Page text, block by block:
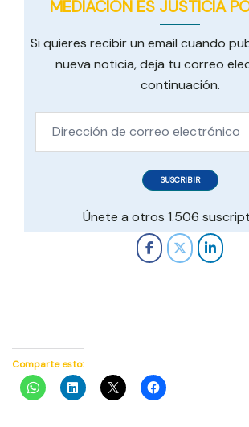
MEDIACIÓN ES JUSTICIA
Si quieres recibir un email cuando
nueva noticia, deja tu correo
continuación.
SUSCRIBIR
Únete a otros 1.506
Comparte esto: